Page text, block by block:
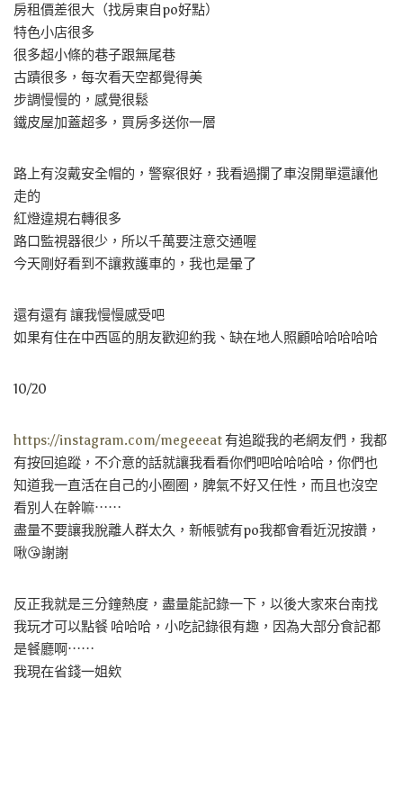
房租價差很大（找房東自po好點）
特色小店很多
很多超小條的巷子跟無尾巷
古蹟很多，每次看天空都覺得美
步調慢慢的，感覺很鬆
鐵皮屋加蓋超多，買房多送你一層
路上有沒戴安全帽的，警察很好，我看過攔了車沒開單還讓他
走的
紅燈違規右轉很多
路口監視器很少，所以千萬要注意交通喔
今天剛好看到不讓救護車的，我也是暈了
還有還有 讓我慢慢感受吧
如果有住在中西區的朋友歡迎約我、缺在地人照顧哈哈哈哈哈
10/20
https://instagram.com/megeeeat有追蹤我的老網友們，我都
有按回追蹤，不介意的話就讓我看看你們吧哈哈哈哈，你們也
知道我一直活在自己的小圈圈，脾氣不好又任性，而且也沒空
看別人在幹嘛⋯⋯
盡量不要讓我脫離人群太久，新帳號有po我都會看近況按讚，
啾😘謝謝
反正我就是三分鐘熱度，盡量能記錄一下，以後大家來台南找
我玩才可以點餐 哈哈哈，小吃記錄很有趣，因為大部分食記都
是餐廳啊⋯⋯
我現在省錢一姐欸